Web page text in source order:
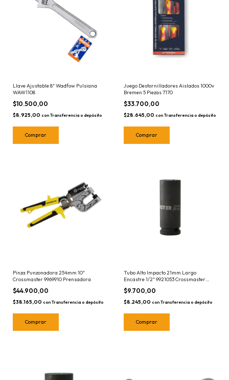
Llave Ajustable 8" Wadfow Pulsiana
WAW1108
$10.500,00
$8.925,00 con Transferencia o depósito
Juego Destornilladores Aislados 1000v
Bremen 5 Piezas 7170
$33.700,00
$28.645,00 con Transferencia o depósito
Pinza Punzonadora 254mm 10"
Crossmaster 9969910 Prensadora
$44.900,00
$38.165,00 con Transferencia o depósito
Tubo Alto Impacto 21mm Largo
Encastre 1/2" 9921053 Crossmaster
Bocallave Hexagonal
$9.700,00
$8.245,00 con Transferencia o depósito